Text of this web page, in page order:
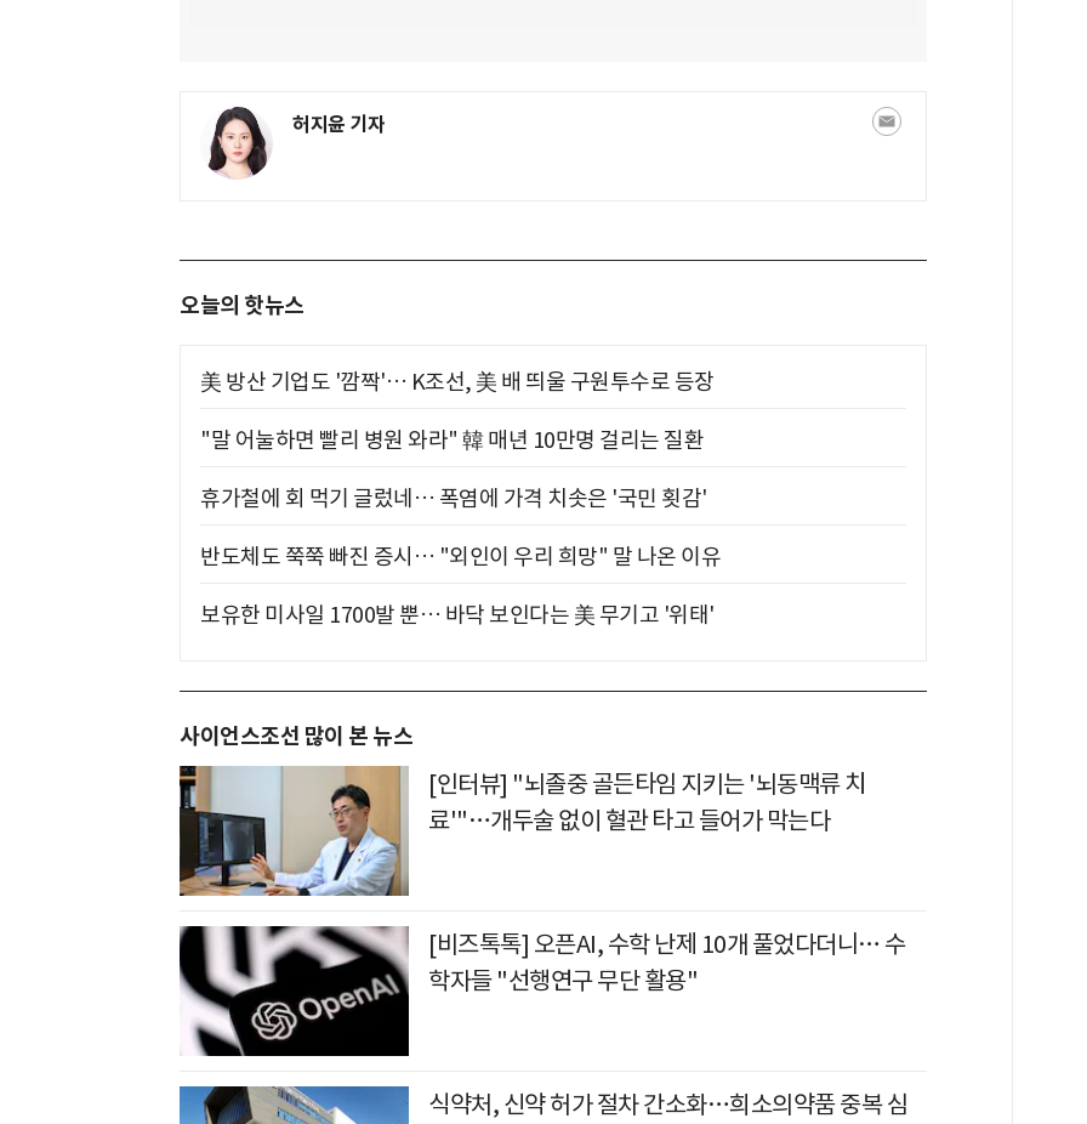
허지윤 기자
오늘의 핫뉴스
美 방산 기업도 '깜짝'… K조선, 美 배 띄울 구원투수로 등장
"말 어눌하면 빨리 병원 와라" 韓 매년 10만명 걸리는 질환
휴가철에 회 먹기 글렀네… 폭염에 가격 치솟은 '국민 횟감'
반도체도 쭉쭉 빠진 증시… "외인이 우리 희망" 말 나온 이유
보유한 미사일 1700발 뿐… 바닥 보인다는 美 무기고 '위태'
사이언스조선 많이 본 뉴스
[인터뷰] "뇌졸중 골든타임 지키는 '뇌동맥류 치
료'"…개두술 없이 혈관 타고 들어가 막는다
[비즈톡톡] 오픈AI, 수학 난제 10개 풀었다더니… 수
학자들 "선행연구 무단 활용"
식약처, 신약 허가 절차 간소화…희소의약품 중복 심